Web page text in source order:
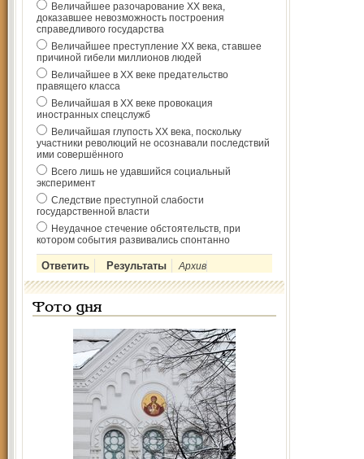
Величайшее разочарование ХХ века,
доказавшее невозможность построения
справедливого государства
Величайшее преступление ХХ века, ставшее
причиной гибели миллионов людей
Величайшее в ХХ веке предательство
правящего класса
Величайшая в ХХ веке провокация
иностранных спецслужб
Величайшая глупость ХХ века, поскольку
участники революций не осознавали последствий
ими совершённого
Всего лишь не удавшийся социальный
эксперимент
Следствие преступной слабости
государственной власти
Неудачное стечение обстоятельств, при
котором события развивались спонтанно
Архив
Фото дня